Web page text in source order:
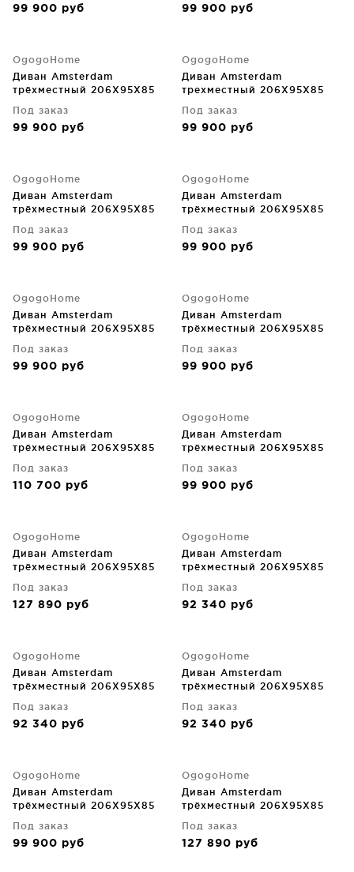
99 900 руб 99 900 руб
OgogoHome
Диван Amsterdam
трёхместный 206X95X85
Под заказ
99 900 руб
OgogoHome
Диван Amsterdam
трехместный 206X95X85
Под заказ
99 900 руб
OgogoHome
Диван Amsterdam
трёхместный 206X95X85
Под заказ
99 900 руб
OgogoHome
Диван Amsterdam
трёхместный 206X95X85
Под заказ
99 900 руб
OgogoHome
Диван Amsterdam
трёхместный 206X95X85
Под заказ
99 900 руб
OgogoHome
Диван Amsterdam
трёхместный 206X95X85
Под заказ
99 900 руб
OgogoHome
Диван Amsterdam
трёхместный 206X95X85
Под заказ
110 700 руб
OgogoHome
Диван Amsterdam
трёхместный 206X95X85
Под заказ
99 900 руб
OgogoHome
Диван Amsterdam
трёхместный 206X95X85
Под заказ
127 890 руб
OgogoHome
Диван Amsterdam
трёхместный 206X95X85
Под заказ
92 340 руб
OgogoHome
Диван Amsterdam
трёхместный 206X95X85
Под заказ
92 340 руб
OgogoHome
Диван Amsterdam
трёхместный 206X95X85
Под заказ
92 340 руб
OgogoHome
Диван Amsterdam
трёхместный 206X95X85
Под заказ
99 900 руб
OgogoHome
Диван Amsterdam
трёхместный 206X95X85
Под заказ
127 890 руб